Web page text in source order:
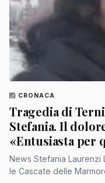
CRONACA
Tragedia di
Stefania. Il
«Entusiasta per
News Stefania Laurenzi La gioia per una gita fuori porta verso
le Cascate delle